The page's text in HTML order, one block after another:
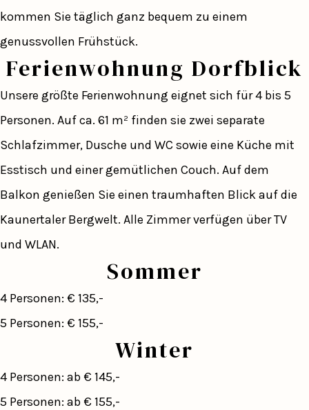
kommen Sie täglich ganz bequem zu einem
genussvollen Frühstück.
Ferienwohnung Dorfblick
Unsere größte Ferienwohnung eignet sich für 4 bis 5
Personen. Auf ca. 61 m² finden sie zwei separate
Schlafzimmer, Dusche und WC sowie eine Küche mit
Esstisch und einer gemütlichen Couch. Auf dem
Balkon genießen Sie einen traumhaften Blick auf die
Kaunertaler Bergwelt. Alle Zimmer verfügen über TV
und WLAN.
Sommer
4 Personen: € 135,-
5 Personen: € 155,-
Winter
4 Personen: ab € 145,-
5 Personen: ab € 155,-